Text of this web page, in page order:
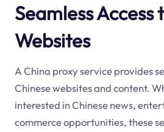
Seamless Access
Websites
A China proxy service provides
Chinese websites and content.
interested in Chinese news,
commerce opportunities, these